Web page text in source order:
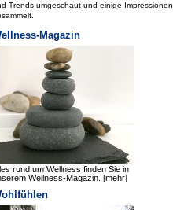
Trends umgeschaut und einige Impressionen
Magazin
rund um Wellness finden Sie in
Wellness-Magazin. [mehr]